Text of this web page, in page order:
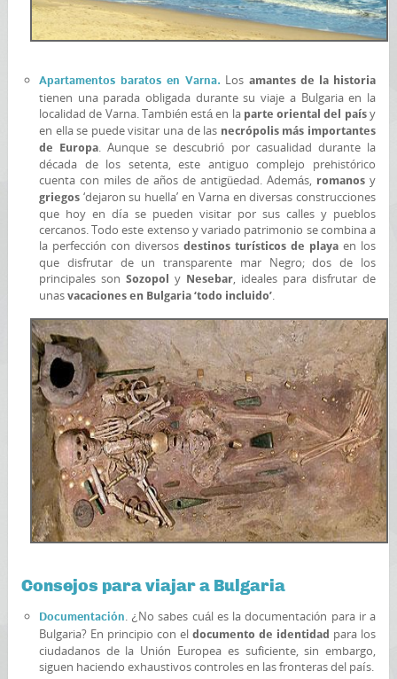
Apartamentos baratos en Varna. Los amantes de la historia
tienen una parada obligada durante su viaje a Bulgaria en la
localidad de Varna. También está en la parte oriental del paísy
en ella se puede visitar una de las necrópolis más importantes
de Europa. Aunque se descubrió por casualidad durante la
década de los setenta, este antiguo complejo prehistórico
cuenta con miles de años de antigüedad. Además, romanosy
griegos ‘dejaron su huella’ en Varna en diversas construcciones
que hoy en día se pueden visitar por sus calles y pueblos
cercanos. Todo este extenso y variado patrimonio se combina a
la perfección con diversos destinos turísticos de playa en los
que disfrutar de un transparente mar Negro; dos de los
principales son Sozopol y Nesebar, ideales para disfrutar de
unas vacaciones en Bulgaria ‘todo incluido’.
Consejos para viajar a Bulgaria
Documentación. ¿No sabes cuál es la documentación para ir a
Bulgaria? En principio con el documento de identidad para los
ciudadanos de la Unión Europea es suficiente, sin embargo,
siguen haciendo exhaustivos controles en las fronteras del país.